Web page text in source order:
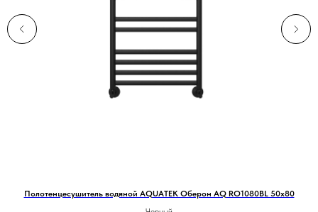
Полотенцесушитель водяной AQUATEK Оберон AQ RO1080BL 50х80